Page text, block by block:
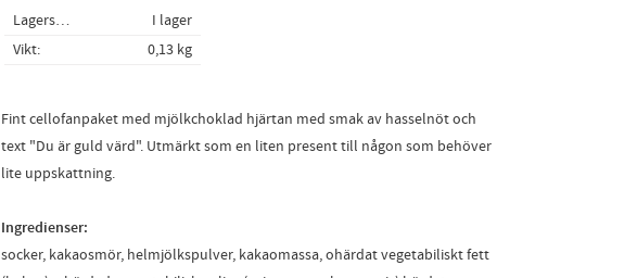
Lagerstatus
I lager
Vikt
0,13 kg
Fint cellofanpaket med mjölkchoklad hjärtan med smak av hasselnöt och
text "Du är guld värd". Utmärkt som en liten present till någon som behöver
lite uppskattning.
Ingredienser:
socker, kakaosmör, helmjölkspulver, kakaomassa, ohärdat vegetabiliskt fett